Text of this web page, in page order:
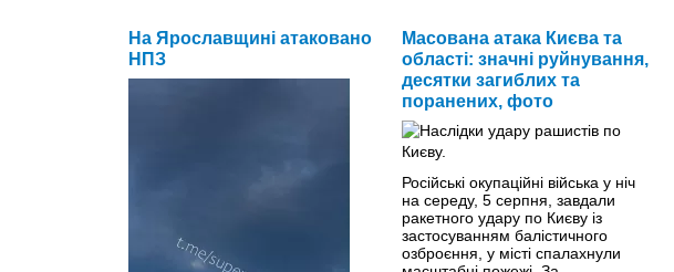
На Ярославщині атаковано
НПЗ
Масована атака Києва та
області: значні руйнування,
десятки загиблих та
поранених, фото
Російські окупаційні війська у ніч
на середу, 5 серпня, завдали
ракетного удару по Києву із
застосуванням балістичного
озброєння, у місті спалахнули